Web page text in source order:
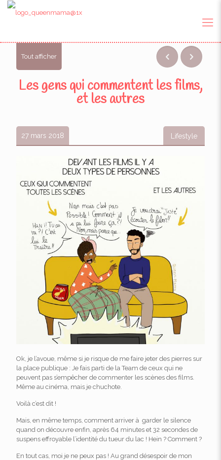
Tout afficher
Les gens qui commentent les films,
et les autres
27 mars 2018 Lifestyle
Ok, je l’avoue, même si je risque de me faire jeter des pierres sur
la place publique : Je fais parti de la Team de ceux qui ne
peuvent pas s’empêcher de commenter les scènes des films.
Même au cinéma, mais je chuchote.
Voilà c’est dit !
Mais, en même temps, comment arriver à garder le silence
quand on découvre enfin, après 64 minutes et 32 secondes de
suspens effroyable l’identité du tueur du lac ! Hein ? Comment ?
En tout cas, moi je ne peux pas ! Au grand désespoir de mon